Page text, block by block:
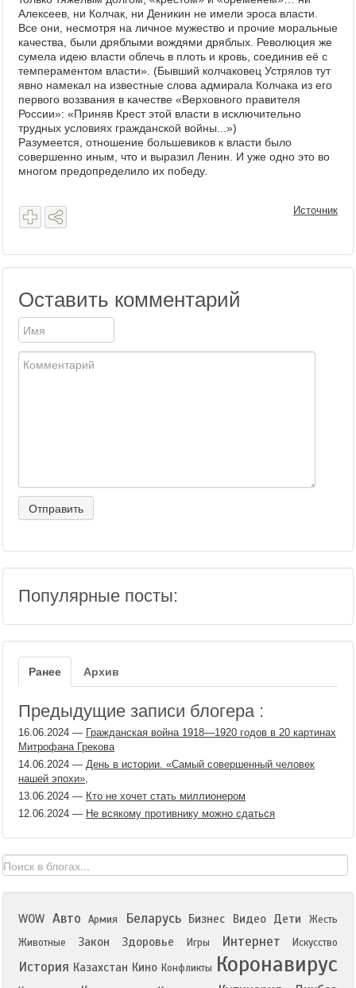
Алексеев, ни Колчак, ни Деникин не имели эроса власти.
Все они, несмотря на личное мужество и прочие моральные
качества, были дряблыми вождями дряблых. Революция же
сумела идею власти облечь в плоть и кровь, соединив её с
темпераментом власти». (Бывший колчаковец Устрялов тут
явно намекал на известные слова адмирала Колчака из его
первого воззвания в качестве «Верховного правителя
России»: «Приняв Крест этой власти в исключительно
трудных условиях гражданской войны...»)
Разумеется, отношение большевиков к власти было
совершенно иным, что и выразил Ленин. И уже одно это во
многом предопределило их победу.
Источник
Оставить комментарий
Популярные посты:
Ранее Архив
Предыдущие записи блогера :
16.06.2024 — Гражданская война 1918—1920 годов в 20 картинах
Митрофана Грекова
14.06.2024 — День в истории. «Самый совершенный человек
нашей эпохи»,
13.06.2024 — Кто не хочет стать миллионером
12.06.2024 — Не всякому противнику можно сдаться
WOW Авто Армия Беларусь Бизнес Видео Дети
Жесть
Животные
Закон Здоровье Игры Интернет Искусство
История Казахстан Кино Конфликты Коронавирус